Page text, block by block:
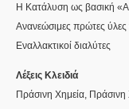
H Kατάλυση ως βασική
Ανανεώσιμες πρώτες ύλες
Λέξεις Κλειδιά
Πράσινη Χημεία, Πράσινη